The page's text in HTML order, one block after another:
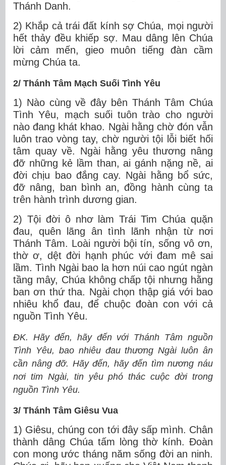
Thánh Danh.
2) Khắp cả trái đất kính sợ Chúa, mọi người
hết thảy đều khiếp sợ. Mau dâng lên Chúa
lời cảm mến, gieo muôn tiếng đàn cầm
mừng Chúa ta.
2/ Thánh Tâm Mạch Suối Tình Yêu
1) Nào cùng về đây bên Thánh Tâm Chúa
Tình Yêu, mạch suối tuôn trào cho người
nào đang khát khao. Ngài hằng chờ đón vẫn
luôn trao vòng tay, chờ người tội lỗi biết hối
tâm quay về. Ngài hằng yêu thương nâng
đỡ những kẻ lầm than, ai gánh nặng nề, ai
đời chịu bao đắng cay. Ngài hằng bổ sức,
đỡ nâng, ban bình an, đồng hành cùng ta
trên hành trình dương gian.
2) Tội đời ô nhơ làm Trái Tim Chúa quặn
đau, quên lãng ân tình lãnh nhận từ nơi
Thánh Tâm. Loài người bội tín, sống vô ơn,
thờ ơ, dệt đời hạnh phúc với đam mê sai
lầm. Tình Ngài bao la hơn núi cao ngút ngàn
tầng mây, Chúa không chấp tội nhưng hằng
ban ơn thứ tha. Ngài chọn thập giá với bao
nhiêu khổ đau, để chuộc đoàn con với cả
nguồn Tình Yêu.
ĐK. Hãy đến, hãy đến với Thánh Tâm nguồn
Tình Yêu, bao nhiêu đau thương Ngài luôn ân
cần nâng đỡ. Hãy đến, hãy đến tìm nương náu
nơi tim Ngài, tin yêu phó thác cuộc đời trong
nguồn Tình Yêu.
3/ Thánh Tâm Giêsu Vua
1) Giêsu, chúng con tới đây sấp mình. Chân
thành dâng Chúa tấm lòng thờ kính. Ðoàn
con mong ước tháng năm sống đời an ninh.